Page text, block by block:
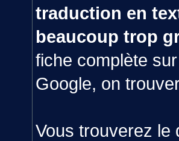
traduction en
beaucoup trop
fiche complète
Google, on
Vous trouverez le